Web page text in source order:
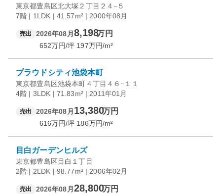
東京都豊島区北大塚２丁目２４−５
7階 | 1LDK | 41.57m² | 2000年08月
売出 2026年08月 8,198万円
652万円/坪 197万円/m²
プラウドシティ池袋本町
東京都豊島区池袋本町４丁目４６−１１
4階 | 3LDK | 71.83m² | 2011年01月
売出 2026年08月 13,380万円
616万円/坪 186万円/m²
目白ガーデンヒルズ
東京都豊島区目白１丁目
2階 | 2LDK | 98.77m² | 2006年02月
売出 2026年08月 28,800万円